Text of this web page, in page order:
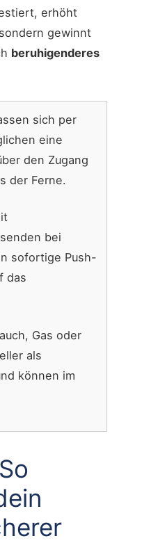
erhöht
gewinnt
beruhigenderes
sich per
eine
den Zugang
der Ferne.
bei
sofortige Push-
das
Gas oder
als
können im